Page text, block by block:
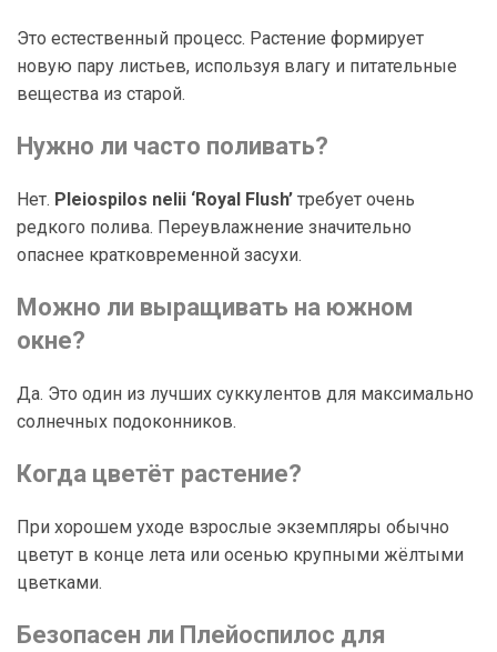
Это естественный процесс. Растение формирует
новую пару листьев, используя влагу и питательные
вещества из старой.
Нужно ли часто поливать?
Нет. Pleiospilos nelii ‘Royal Flush’ требует очень
редкого полива. Переувлажнение значительно
опаснее кратковременной засухи.
Можно ли выращивать на южном
окне?
Да. Это один из лучших суккулентов для максимально
солнечных подоконников.
Когда цветёт растение?
При хорошем уходе взрослые экземпляры обычно
цветут в конце лета или осенью крупными жёлтыми
цветками.
Безопасен ли Плейоспилос для